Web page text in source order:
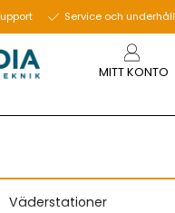
Service och underhåll
MITT KONTO
Väderstationer